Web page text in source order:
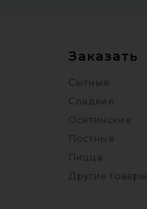
Заказать
Сытные
Сладкие
Осетинские
Постные
Пицца
Другие товары